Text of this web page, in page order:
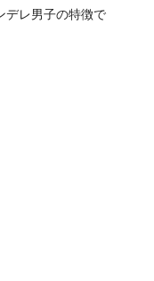
デレ男子の特徴で